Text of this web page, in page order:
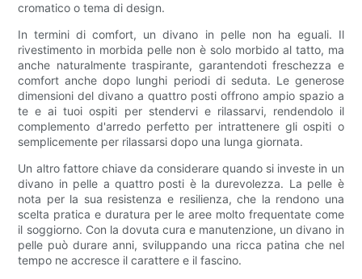
cromatico o tema di design.
In termini di comfort, un divano in pelle non ha eguali. Il
rivestimento in morbida pelle non è solo morbido al tatto, ma
anche naturalmente traspirante, garantendoti freschezza e
comfort anche dopo lunghi periodi di seduta. Le generose
dimensioni del divano a quattro posti offrono ampio spazio a
te e ai tuoi ospiti per stendervi e rilassarvi, rendendolo il
complemento d'arredo perfetto per intrattenere gli ospiti o
semplicemente per rilassarsi dopo una lunga giornata.
Un altro fattore chiave da considerare quando si investe in un
divano in pelle a quattro posti è la durevolezza. La pelle è
nota per la sua resistenza e resilienza, che la rendono una
scelta pratica e duratura per le aree molto frequentate come
il soggiorno. Con la dovuta cura e manutenzione, un divano in
pelle può durare anni, sviluppando una ricca patina che nel
tempo ne accresce il carattere e il fascino.